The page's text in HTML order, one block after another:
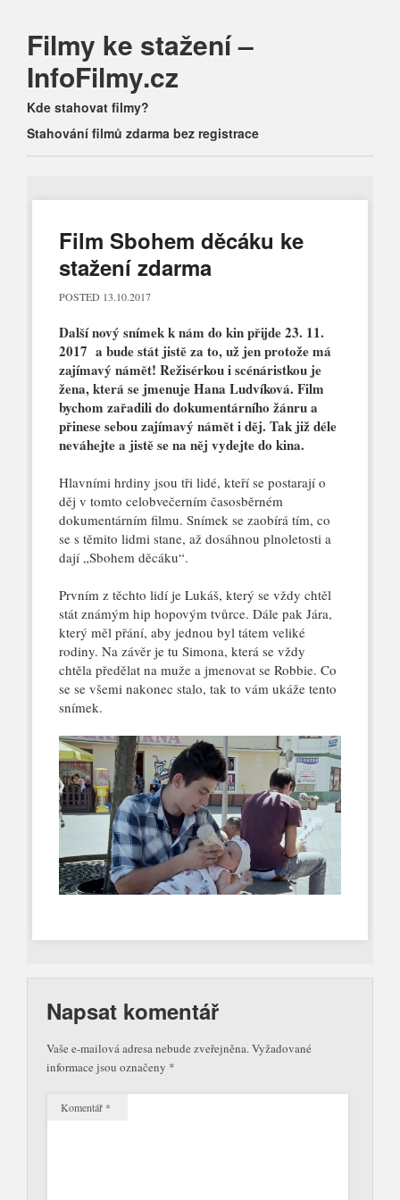
Filmy ke stažení –
InfoFilmy.cz
Main menu
Skip
to
content
Kde stahovat filmy?
Stahování filmů zdarma bez registrace
Film Sbohem děcáku ke
stažení zdarma
POSTED 13.10.2017
Další nový snímek k nám do kin přijde 23. 11.
2017 a bude stát jistě za to, už jen protože má
zajímavý námět! Režisérkou i scénáristkou je
žena, která se jmenuje Hana Ludvíková. Film
bychom zařadili do dokumentárního žánru a
přinese sebou zajímavý námět i děj. Tak již déle
neváhejte a jistě se na něj vydejte do kina.
Hlavními hrdiny jsou tři lidé, kteří se postarají o
děj v tomto celobvečerním časosběrném
dokumentárním filmu. Snímek se zaobírá tím, co
se s těmito lidmi stane, až dosáhnou plnoletosti a
dají „Sbohem děcáku“.
Prvním z těchto lidí je Lukáš, který se vždy chtěl
stát známým hip hopovým tvůrce. Dále pak Jára,
který měl přání, aby jednou byl tátem veliké
rodiny. Na závěr je tu Simona, která se vždy
chtěla předělat na muže a jmenovat se Robbie. Co
se se všemi nakonec stalo, tak to vám ukáže tento
snímek.
Napsat komentář
Vaše e-mailová adresa nebude zveřejněna.Vyžadované
informace jsou označeny *
Komentář *